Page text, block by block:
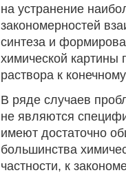
на устранение
закономерностей
синтеза и
химической картины
раствора к
В ряде случаев
не являются
имеют достаточно
большинства
частности, к